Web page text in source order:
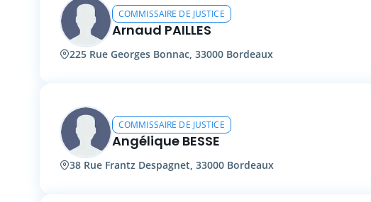
COMMISSAIRE DE JUSTICE
Arnaud PAILLES
225 Rue Georges Bonnac, 33000 Bordeaux
COMMISSAIRE DE JUSTICE
Angélique BESSE
38 Rue Frantz Despagnet, 33000 Bordeaux